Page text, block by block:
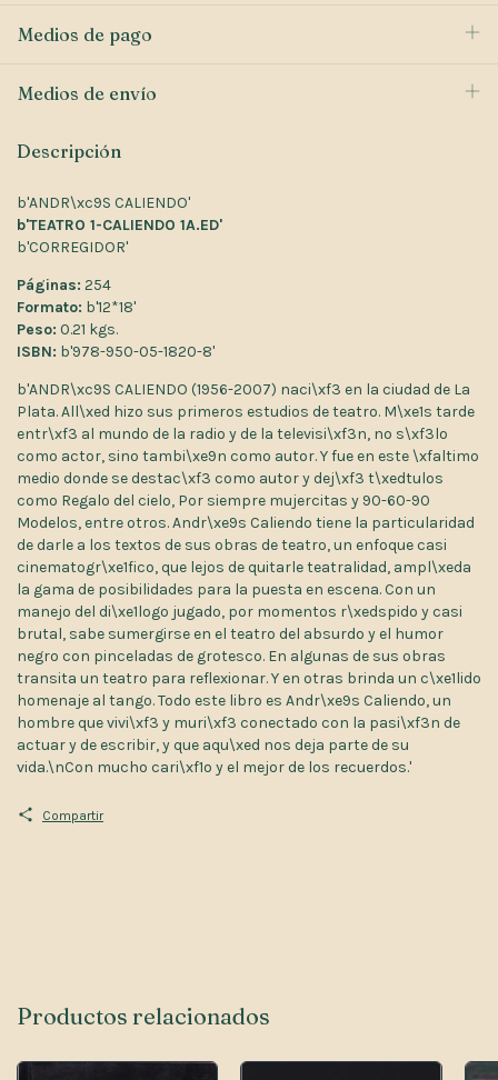
Medios de pago
Medios de envío
Descripción
b'ANDR\xc9S CALIENDO'
b'TEATRO 1-CALIENDO 1A.ED'
b'CORREGIDOR'
Páginas: 254
Formato: b'12*18'
Peso: 0.21 kgs.
ISBN: b'978-950-05-1820-8'
b'ANDR\xc9S CALIENDO (1956-2007) naci\xf3 en la ciudad de La
Plata. All\xed hizo sus primeros estudios de teatro. M\xe1s tarde
entr\xf3 al mundo de la radio y de la televisi\xf3n, no s\xf3lo
como actor, sino tambi\xe9n como autor. Y fue en este \xfaltimo
medio donde se destac\xf3 como autor y dej\xf3 t\xedtulos
como Regalo del cielo, Por siempre mujercitas y 90-60-90
Modelos, entre otros. Andr\xe9s Caliendo tiene la particularidad
de darle a los textos de sus obras de teatro, un enfoque casi
cinematogr\xe1fico, que lejos de quitarle teatralidad, ampl\xeda
la gama de posibilidades para la puesta en escena. Con un
manejo del di\xe1logo jugado, por momentos r\xedspido y casi
brutal, sabe sumergirse en el teatro del absurdo y el humor
negro con pinceladas de grotesco. En algunas de sus obras
transita un teatro para reflexionar. Y en otras brinda un c\xe1lido
homenaje al tango. Todo este libro es Andr\xe9s Caliendo, un
hombre que vivi\xf3 y muri\xf3 conectado con la pasi\xf3n de
actuar y de escribir, y que aqu\xed nos deja parte de su
vida.\nCon mucho cari\xf1o y el mejor de los recuerdos.'
Compartir
Productos relacionados